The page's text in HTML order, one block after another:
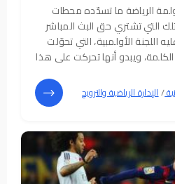
الرياضة ما تسدّده محطات
التي تشتري حق البث المباشر
اللجنة الأولمبية، التي تحوّلت
ويبدو أنها تحركت على هذا
/الإدارة الرياضية والترويح